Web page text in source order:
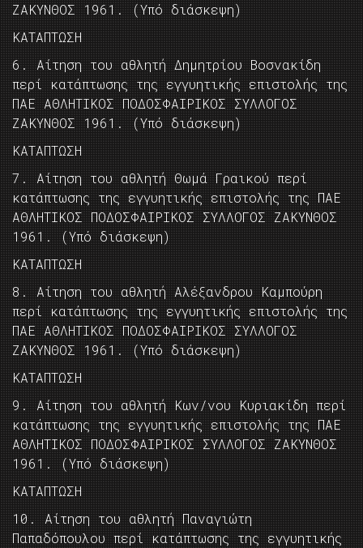
ΖΑΚΥΝΘΟΣ 1961. (Υπό διάσκεψη)
KAΤΑΠΤΩΣΗ
6. Αίτηση του αθλητή Δημητρίου Βοσνακίδη
περί κατάπτωσης της εγγυητικής επιστολής της
ΠΑΕ ΑΘΛΗΤΙΚΟΣ ΠΟΔΟΣΦΑΙΡΙΚΟΣ ΣΥΛΛΟΓΟΣ
ΖΑΚΥΝΘΟΣ 1961. (Υπό διάσκεψη)
KAΤΑΠΤΩΣΗ
7. Αίτηση του αθλητή Θωμά Γραικού περί
κατάπτωσης της εγγυητικής επιστολής της ΠΑΕ
ΑΘΛΗΤΙΚΟΣ ΠΟΔΟΣΦΑΙΡΙΚΟΣ ΣΥΛΛΟΓΟΣ ΖΑΚΥΝΘΟΣ
1961. (Υπό διάσκεψη)
KAΤΑΠΤΩΣΗ
8. Αίτηση του αθλητή Αλέξανδρου Καμπούρη
περί κατάπτωσης της εγγυητικής επιστολής της
ΠΑΕ ΑΘΛΗΤΙΚΟΣ ΠΟΔΟΣΦΑΙΡΙΚΟΣ ΣΥΛΛΟΓΟΣ
ΖΑΚΥΝΘΟΣ 1961. (Υπό διάσκεψη)
KAΤΑΠΤΩΣΗ
9. Αίτηση του αθλητή Κων/νου Κυριακίδη περί
κατάπτωσης της εγγυητικής επιστολής της ΠΑΕ
ΑΘΛΗΤΙΚΟΣ ΠΟΔΟΣΦΑΙΡΙΚΟΣ ΣΥΛΛΟΓΟΣ ΖΑΚΥΝΘΟΣ
1961. (Υπό διάσκεψη)
KAΤΑΠΤΩΣΗ
10. Αίτηση του αθλητή Παναγιώτη
Παπαδόπουλου περί κατάπτωσης της εγγυητικής